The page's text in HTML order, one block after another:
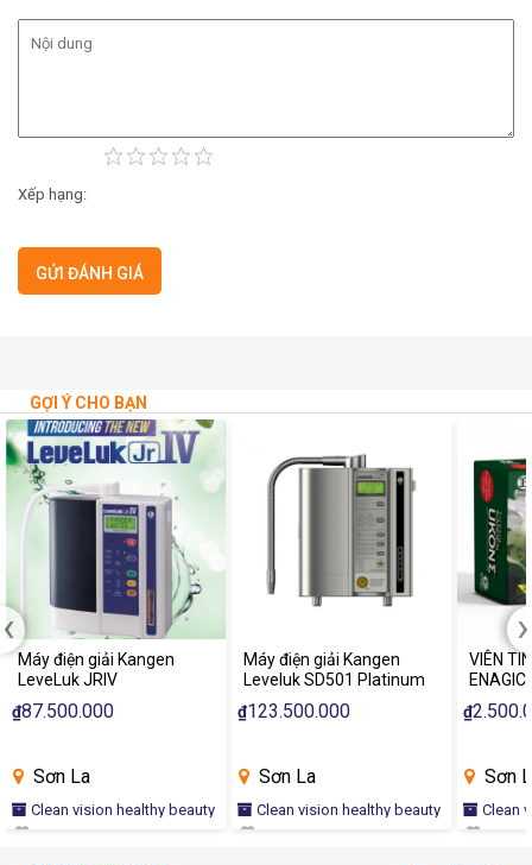
Xếp hạng:
GỢI Ý CHO BẠN
Máy điện giải Kangen
LeveLuk JRIV
₫87.500.000
Sơn La
Clean vision healthy beauty
Máy điện giải Kangen
Leveluk SD501 Platinum
₫123.500.000
Sơn La
Clean vision healthy beauty
VIÊN
₫
Sơn
Clean
‹ ›